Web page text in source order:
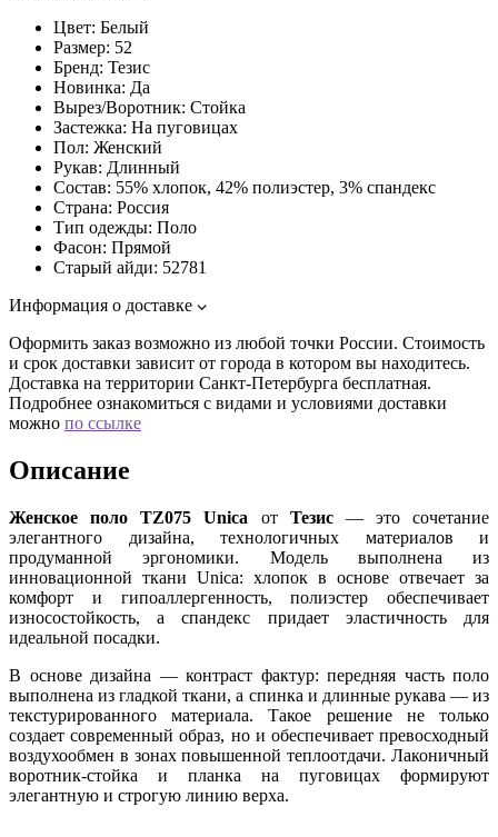
Цвет: Белый
Размер: 52
Бренд: Тезис
Новинка: Да
Вырез/Воротник: Стойка
Застежка: На пуговицах
Пол: Женский
Рукав: Длинный
Состав: 55% хлопок, 42% полиэстер, 3% спандекс
Страна: Россия
Тип одежды: Поло
Фасон: Прямой
Старый айди: 52781
Информация о доставке
Оформить заказ возможно из любой точки России. Стоимость
и срок доставки зависит от города в котором вы находитесь.
Доставка на территории Санкт-Петербурга бесплатная.
Подробнее ознакомиться с видами и условиями доставки
можно по ссылке
Описание
Женское поло TZ075 Unica от Тезис— это сочетание
элегантного дизайна, технологичных материалов и
продуманной эргономики. Модель выполнена из
инновационной ткани Unica: хлопок в основе отвечает за
комфорт и гипоаллергенность, полиэстер обеспечивает
износостойкость, а спандекс придает эластичность для
идеальной посадки.
В основе дизайна — контраст фактур: передняя часть поло
выполнена из гладкой ткани, а спинка и длинные рукава — из
текстурированного материала. Такое решение не только
создает современный образ, но и обеспечивает превосходный
воздухообмен в зонах повышенной теплоотдачи. Лаконичный
воротник-стойка и планка на пуговицах формируют
элегантную и строгую линию верха.